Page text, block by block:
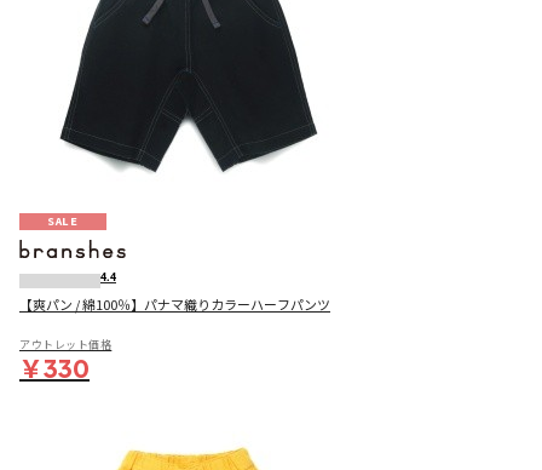
SALE
4.4
【爽パン / 綿100％】パナマ織りカラーハーフパンツ
アウトレット価格
￥330